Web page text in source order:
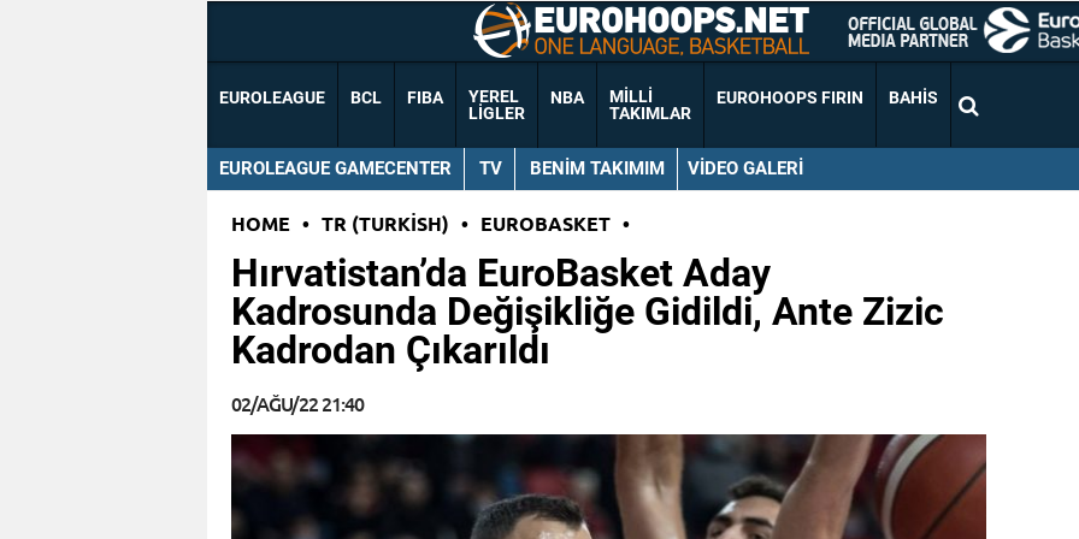
EUROLEAGUE BCL FIBA
YEREL
LIGLER
NBA
MILLI
TAKIMLAR
EUROHOOPS FIRIN BAHIS
EUROLEAGUE GAMECENTER TV BENIM TAKIMIM VIDEO GALERI
HOME • TR (TURKISH) • EUROBASKET •
Hırvatistan’da EuroBasket Aday
Kadrosunda Değişikliğe Gidildi, Ante Zizic
Kadrodan Çıkarıldı
02/AĞU/22 21:40